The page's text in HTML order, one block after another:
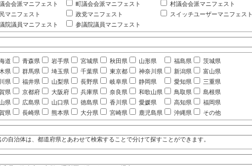
会会派マニフェスト
町議会会派マニフェスト
村議会会派マニフェスト
マニフェスト
政党マニフェスト
スイッチユーザーマニフェスト
院議員マニフェスト
参議院議員マニフェスト
道 青森県 岩手県 宮城県 秋田県 山形県 福島県
茨城県
県
群馬県 埼玉県 千葉県 東京都 神奈川県 新潟県
富山県
県
福井県 山梨県 長野県 岐阜県 静岡県 愛知県
三重県
県
京都府 大阪府 兵庫県 奈良県 和歌山県 鳥取県
島根県
県
広島県 山口県 徳島県 香川県 愛媛県 高知県
福岡県
県
長崎県 熊本県 大分県 宮崎県 鹿児島県 沖縄県 その他
自治体は、都道府県とあわせて検索することで分けて探すことができます。